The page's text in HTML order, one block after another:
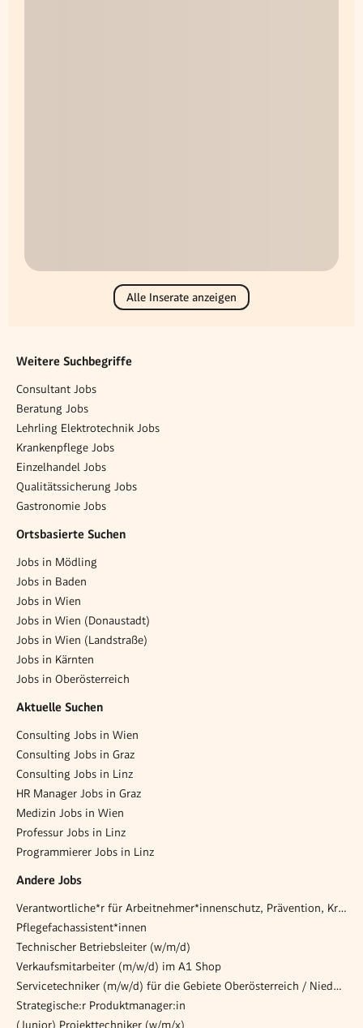
Alle Inserate anzeigen
Weitere Suchbegriffe
Consultant Jobs
Beratung Jobs
Lehrling Elektrotechnik Jobs
Krankenpflege Jobs
Einzelhandel Jobs
Qualitätssicherung Jobs
Gastronomie Jobs
Ortsbasierte Suchen
Jobs in Mödling
Jobs in Baden
Jobs in Wien
Jobs in Wien (Donaustadt)
Jobs in Wien (Landstraße)
Jobs in Kärnten
Jobs in Oberösterreich
Aktuelle Suchen
Consulting Jobs in Wien
Consulting Jobs in Graz
Consulting Jobs in Linz
HR Manager Jobs in Graz
Medizin Jobs in Wien
Professur Jobs in Linz
Programmierer Jobs in Linz
Andere Jobs
Verantwortliche*r für Arbeitnehmer*innenschutz, Prävention, Krisen- und Notfallmanagement
Pflegefachassistent*innen
Technischer Betriebsleiter (w/m/d)
Verkaufsmitarbeiter (m/w/d) im A1 Shop
Servicetechniker (m/w/d) für die Gebiete Oberösterreich / Niederösterreich /Steiermark
Strategische:r Produktmanager:in
(Junior) Projekttechniker (w/m/x)